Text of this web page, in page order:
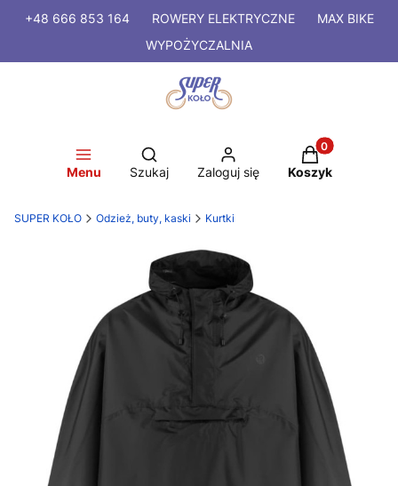
+48 666 853 164 ROWERYELEKTRYCZNE
MAX BIKE
WYPOŻYCZALNIA
Menu
Otwórz wyszukiwarkę
Szukaj Zaloguj się
Produkty w
Koszyk
SUPER KOŁO Odzież, buty, kaski Kurtki